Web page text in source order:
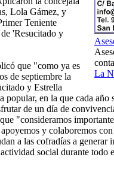
La
Lola Gámez, y
Teniente
'Resucitado y
que "como ya es
de septiembre la
y Estrella
popular, en la que cada año
de un día de
"consideramos
y colaboremos
a las cofradías a generar
social durante todo